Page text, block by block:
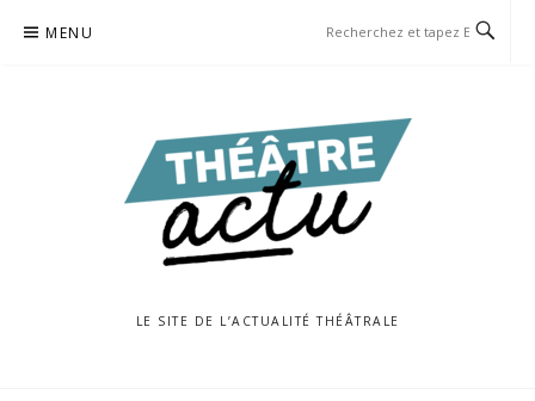
MENU
LE SITE DE L’ACTUALITÉ THÉÂTRALE